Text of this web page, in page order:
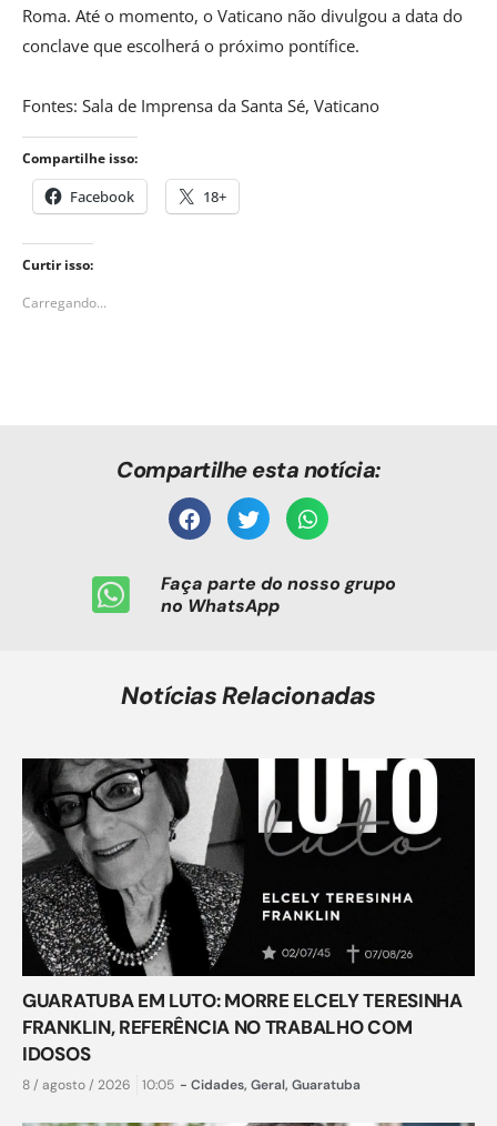
Roma. Até o momento, o Vaticano não divulgou a data do
conclave que escolherá o próximo pontífice.
Fontes: Sala de Imprensa da Santa Sé, Vaticano
Compartilhe isso:
Facebook 18+
Curtir isso:
Carregando...
Compartilhe esta notícia:
Faça parte do nosso grupo
no WhatsApp
Notícias Relacionadas
GUARATUBA EM LUTO: MORRE ELCELY TERESINHA
FRANKLIN, REFERÊNCIA NO TRABALHO COM
IDOSOS
8 / agosto / 2026 10:05 - Cidades, Geral, Guaratuba